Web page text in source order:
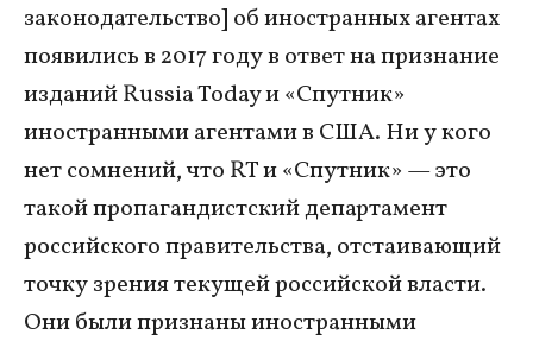
законодательство] об иностранных агентах
появились в 2017 году в ответ на признание
изданий Russia Today и «Спутник»
иностранными агентами в США. Ни у кого
нет сомнений, что RT и «Спутник» — это
такой пропагандистский департамент
российского правительства, отстаивающий
точку зрения текущей российской власти.
Они были признаны иностранными